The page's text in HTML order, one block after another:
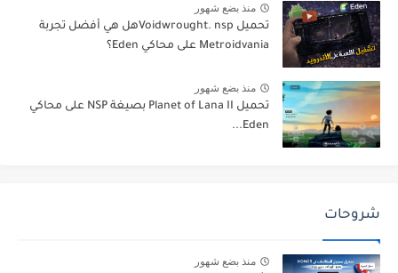
منذ بضع شهور
تحميل Voidwrought. nspهل هي أفضل تجربة
Metroidvania على محاكي Eden؟
منذ بضع شهور
تحميل Planet of Lana II بصيغة NSP على محاكي
Eden...
شروحات
منذ بضع شهور